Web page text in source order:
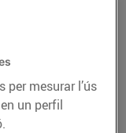
mesurar l’ús
un perfil